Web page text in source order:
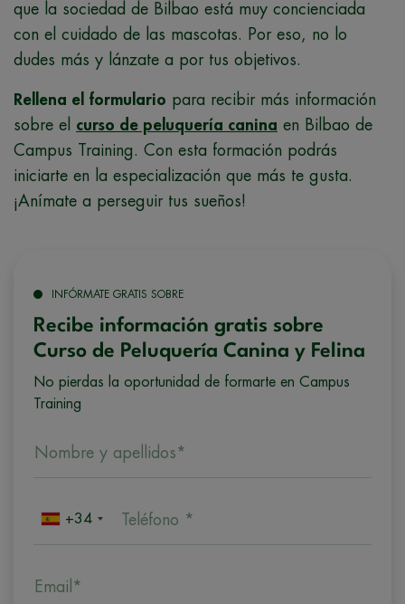
que la sociedad de Bilbao está muy concienciada
con el cuidado de las mascotas. Por eso, no lo
dudes más y lánzate a por tus objetivos.
Rellena el formulario para recibir más información
sobre el curso de peluquería canina en Bilbao de
Campus Training. Con esta formación podrás
iniciarte en la especialización que más te gusta.
¡Anímate a perseguir tus sueños!
INFÓRMATE GRATIS SOBRE
Recibe información gratis sobre
Curso de Peluquería Canina y Felina
No pierdas la oportunidad de formarte en Campus
Training
Nombre y apellidos*
+34 Teléfono *
Email*